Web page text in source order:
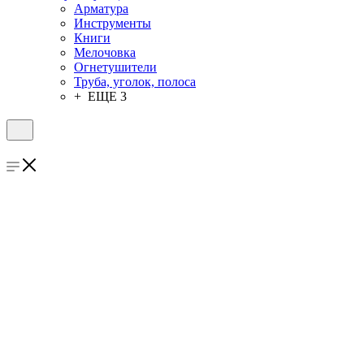
Арматура
Инструменты
Книги
Мелочовка
Огнетушители
Труба, уголок, полоса
+ ЕЩЕ 3